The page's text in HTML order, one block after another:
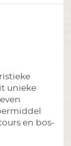
unieke
en bos-